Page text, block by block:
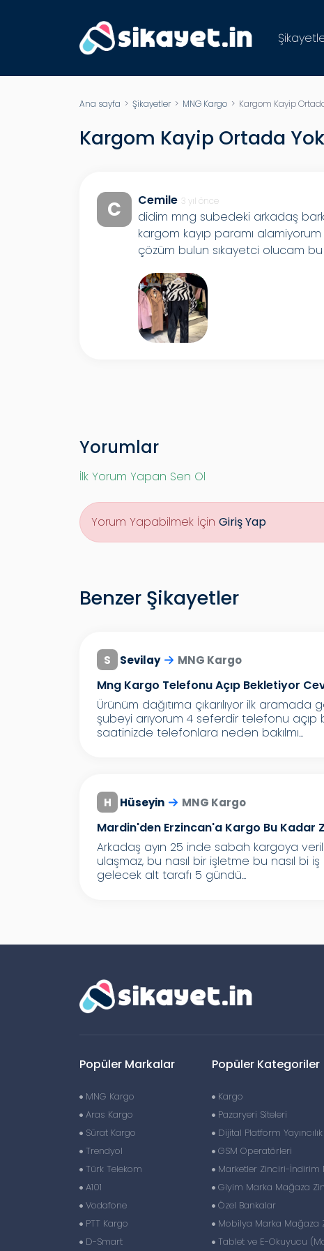
Ana sayfa > Şikayetler> MNG Kargo > Kargom Kayip
Kargom Kayip Ortada Yok
C Cemile 3 yıl önce
didim mng subedeki arkadaş
kargom kayıp paramı
çözüm bulun sıkayetci olucam bu
Yorumlar
İlk Yorum Yapan Sen Ol
Yorum Yapabilmek İçin Giriş Yap
Benzer Şikayetler
S Sevilay MNG Kargo
Mng Kargo Telefonu Açıp Bekletiyor
Ürünüm dağıtıma çıkarılıyor ilk
şubeyi arıyorum 4 seferdir telefonu açıp
saatinizde telefonlara neden bakılmı...
H Hüseyin MNG Kargo
Mardin'den Erzincan'a Kargo Bu Kadar
Arkadaş ayın 25 inde sabah kargoya
ulaşmaz, bu nasıl bir işletme bu nasıl bi
gelecek alt tarafı 5 gündü...
Popüler Markalar
MNG Kargo
Aras Kargo
Sürat Kargo
Trendyol
Türk Telekom
A101
Vodafone
PTT Kargo
D-Smart
Popüler Kategoriler
Kargo
Pazaryeri Siteleri
Dijital Platform Yayıncılık
GSM Operatörleri
Marketler Zinciri-İndirim
Giyim Marka Mağaza
Özel Bankalar
Mobilya Marka Mağaza
Tablet ve E-Okuyucu